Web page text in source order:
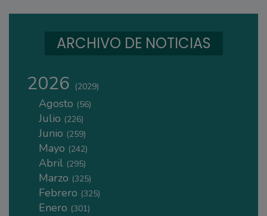
ARCHIVO DE NOTICIAS
2026 (2029)
Agosto (56)
Julio (226)
Junio (259)
Mayo (242)
Abril (295)
Marzo (325)
Febrero (325)
Enero (301)